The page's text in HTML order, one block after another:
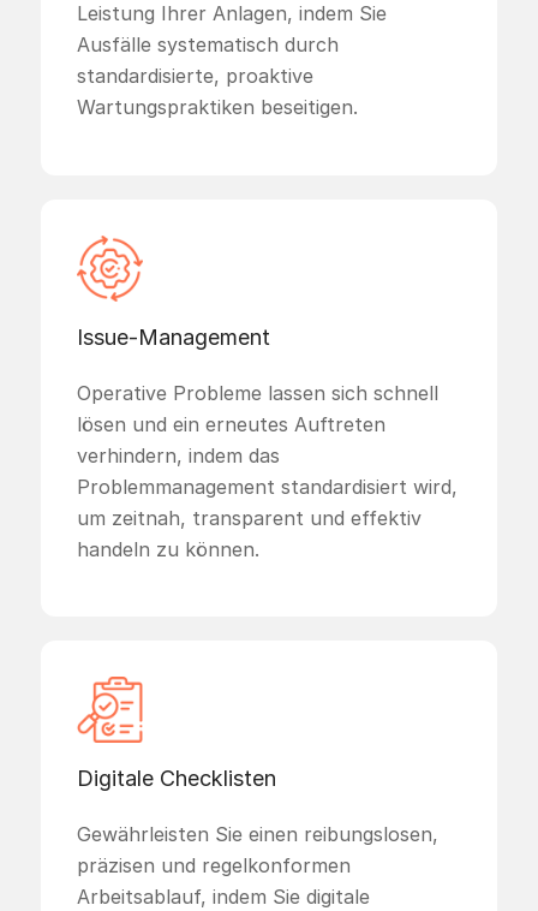
Leistung Ihrer Anlagen, indem Sie
Ausfälle systematisch durch
standardisierte, proaktive
Wartungspraktiken beseitigen.
Issue-Management
Operative Probleme lassen sich schnell
lösen und ein erneutes Auftreten
verhindern, indem das
Problemmanagement standardisiert wird,
um zeitnah, transparent und effektiv
handeln zu können.
Digitale Checklisten
Gewährleisten Sie einen reibungslosen,
präzisen und regelkonformen
Arbeitsablauf, indem Sie digitale